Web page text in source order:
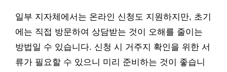
일부 지자체에서는 온라인 신청도 지원하지만, 초기
에는 직접 방문하여 상담받는 것이 오해를 줄이는
방법일 수 있습니다. 신청 시 거주지 확인을 위한 서
류가 필요할 수 있으니 미리 준비하는 것이 좋습니